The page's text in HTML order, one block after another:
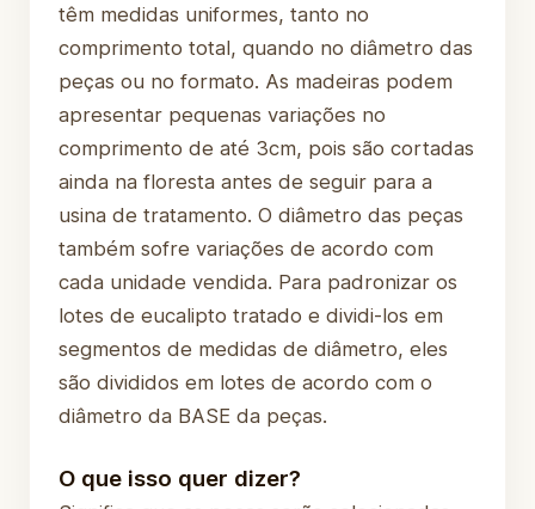
têm medidas uniformes, tanto no
comprimento total, quando no diâmetro das
peças ou no formato. As madeiras podem
apresentar pequenas variações no
comprimento de até 3cm, pois são cortadas
ainda na floresta antes de seguir para a
usina de tratamento. O diâmetro das peças
também sofre variações de acordo com
cada unidade vendida. Para padronizar os
lotes de eucalipto tratado e dividi-los em
segmentos de medidas de diâmetro, eles
são divididos em lotes de acordo com o
diâmetro da BASE da peças.
O que isso quer dizer?